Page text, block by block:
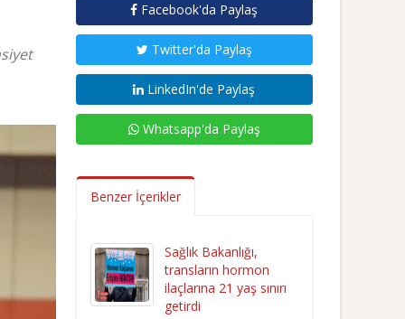
Facebook'da Paylaş
Twitter'da Paylaş
LinkedIn'de Paylaş
Whatsapp'da Paylaş
Benzer İçerikler
Sağlık Bakanlığı,
transların hormon
ilaçlarına 21 yaş sınırı
getirdi